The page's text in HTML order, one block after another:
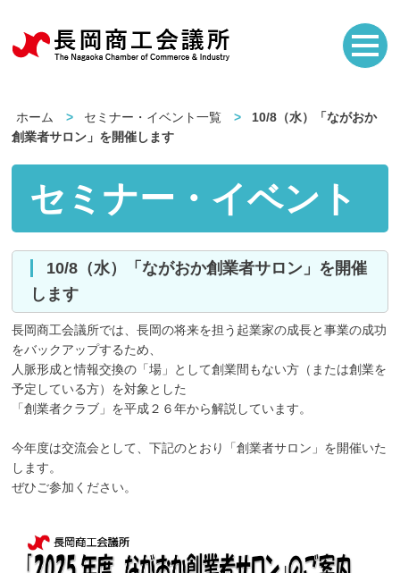
ホーム セミナー・イベント一覧
10/8（水）「ながおか
創業者サロン」を開催します
セミナー・イベント
10/8（水）「ながおか創業者サロン」を開催
します
長岡商工会議所では、長岡の将来を担う起業家の成長と事業の成功
をバックアップするため、
人脈形成と情報交換の「場」として創業間もない方（または創業を
予定している方）を対象とした
「創業者クラブ」を平成２６年から解説しています。
今年度は交流会として、下記のとおり「創業者サロン」を開催いた
します。
ぜひご参加ください。